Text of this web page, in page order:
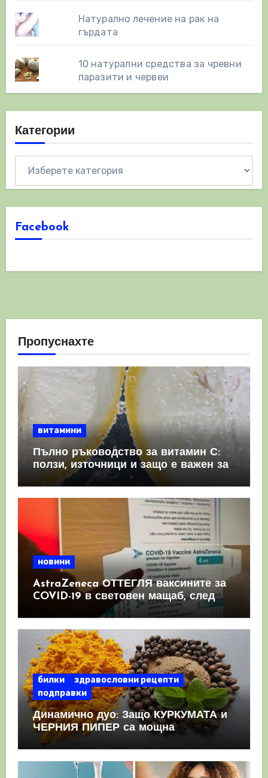
Натурално лечение на рак на
гърдата
10 натурални средства за чревни
паразити и червеи
Категории
Facebook
Пропуснахте
витамини
Пълно ръководство за витамин С:
ползи, източници и защо е важен за
имунната система
новини
AstraZeneca ОТТЕГЛЯ ваксините за
COVID-19 в световен мащаб, след
като призна, че те причиняват
КРЪВНИ съсиреци
билки
здравословни рецепти
подправки
Динамично дуо: Защо КУРКУМАТА и
ЧЕРНИЯ ПИПЕР са мощна
комбинация